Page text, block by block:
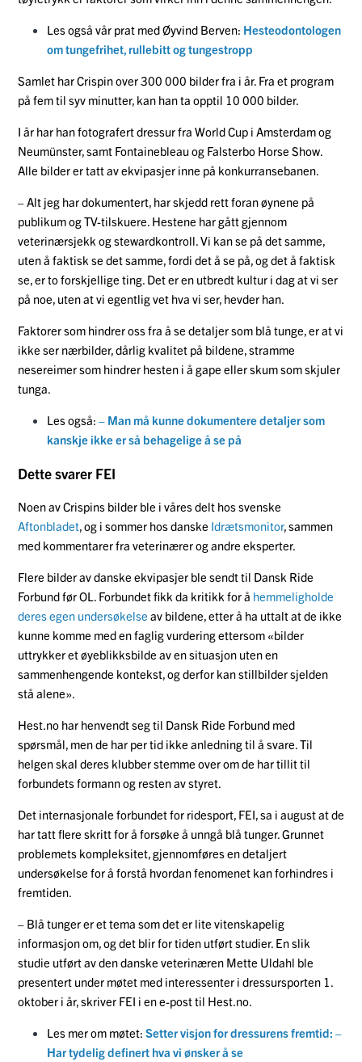
Les også vår prat med Øyvind Berven: Hesteodontologen
om tungefrihet, rullebitt og tungestropp
Samlet har Crispin over 300 000 bilder fra i år. Fra et program
på fem til syv minutter, kan han ta opptil 10 000 bilder.
I år har han fotografert dressur fra World Cup i Amsterdam og
Neumünster, samt Fontainebleau og Falsterbo Horse Show.
Alle bilder er tatt av ekvipasjer inne på konkurransebanen.
– Alt jeg har dokumentert, har skjedd rett foran øynene på
publikum og TV-tilskuere. Hestene har gått gjennom
veterinærsjekk og stewardkontroll. Vi kan se på det samme,
uten å faktisk se det samme, fordi det å se på, og det å faktisk
se, er to forskjellige ting. Det er en utbredt kultur i dag at vi ser
på noe, uten at vi egentlig vet hva vi ser, hevder han.
Faktorer som hindrer oss fra å se detaljer som blå tunge, er at vi
ikke ser nærbilder, dårlig kvalitet på bildene, stramme
nesereimer som hindrer hesten i å gape eller skum som skjuler
tunga.
Les også: – Man må kunne dokumentere detaljer som
kanskje ikke er så behagelige å se på
Dette svarer FEI
Noen av Crispins bilder ble i våres delt hos svenske
Aftonbladet, og i sommer hos danske Idrætsmonitor, sammen
med kommentarer fra veterinærer og andre eksperter.
Flere bilder av danske ekvipasjer ble sendt til Dansk Ride
Forbund før OL. Forbundet fikk da kritikk for å hemmeligholde
deres egen undersøkelse av bildene, etter å ha uttalt at de ikke
kunne komme med en faglig vurdering ettersom «bilder
uttrykker et øyeblikksbilde av en situasjon uten en
sammenhengende kontekst, og derfor kan stillbilder sjelden
stå alene».
Hest.no har henvendt seg til Dansk Ride Forbund med
spørsmål, men de har per tid ikke anledning til å svare. Til
helgen skal deres klubber stemme over om de har tillit til
forbundets formann og resten av styret.
Det internasjonale forbundet for ridesport, FEI, sa i august at de
har tatt flere skritt for å forsøke å unngå blå tunger. Grunnet
problemets kompleksitet, gjennomføres en detaljert
undersøkelse for å forstå hvordan fenomenet kan forhindres i
fremtiden.
– Blå tunger er et tema som det er lite vitenskapelig
informasjon om, og det blir for tiden utført studier. En slik
studie utført av den danske veterinæren Mette Uldahl ble
presentert under møtet med interessenter i dressursporten 1.
oktober i år, skriver FEI i en e-post til Hest.no.
Les mer om møtet: Setter visjon for dressurens fremtid: –
Har tydelig definert hva vi ønsker å se